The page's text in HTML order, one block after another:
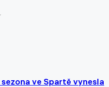
ve Spartě vynesla